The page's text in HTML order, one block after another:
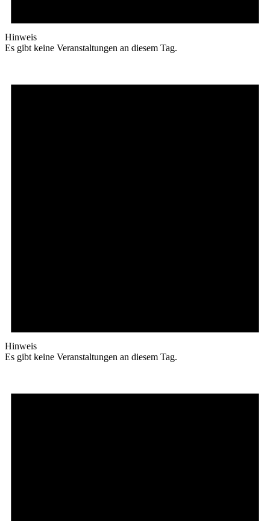
Hinweis
Es gibt keine Veranstaltungen an diesem Tag.
Hinweis
Es gibt keine Veranstaltungen an diesem Tag.